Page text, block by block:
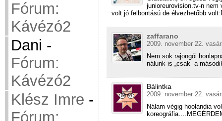
Fórum:
Kávézó2
Dani -
Fórum:
Kávézó2
Klész Imre -
Fórum:
junioreurovision.tv-n
volt jó felbontású de élvezhetőbb
zaffarano
2009. november 22.
Nem sok rajongói
nálunk is „csak” a
Bálintka
2009. november 22.
Nálam végig hoolandia